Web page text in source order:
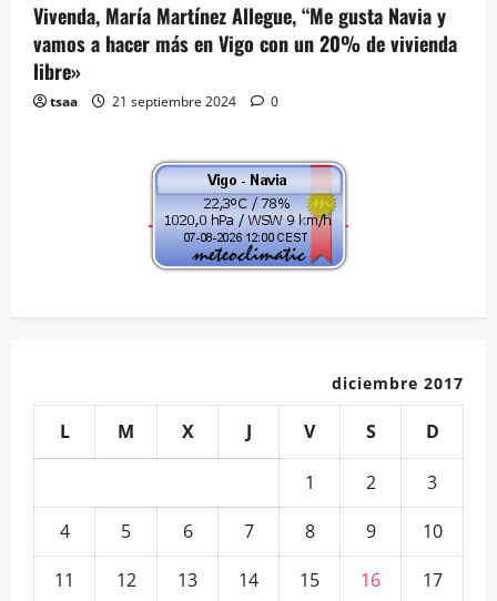
Vivenda, María Martínez Allegue, “Me gusta Navia y
vamos a hacer más en Vigo con un 20% de vivienda
libre»
tsaa 21 septiembre 2024 0
diciembre 2017
L M X J V S D
1 2
3
4
5 6 7 8 9
10
11
12 13 14 15 16
17